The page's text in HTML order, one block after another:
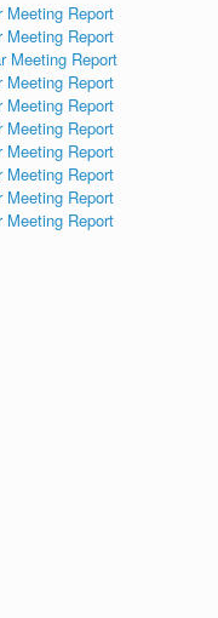
Meeting Report
Meeting Report
Meeting Report
Meeting Report
Meeting Report
Meeting Report
Meeting Report
Meeting Report
Meeting Report
Meeting Report